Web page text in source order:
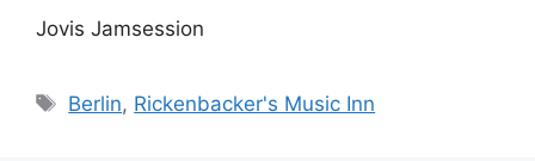
Jovis Jamsession
Schlagwörter
Berlin, Rickenbacker's Music Inn